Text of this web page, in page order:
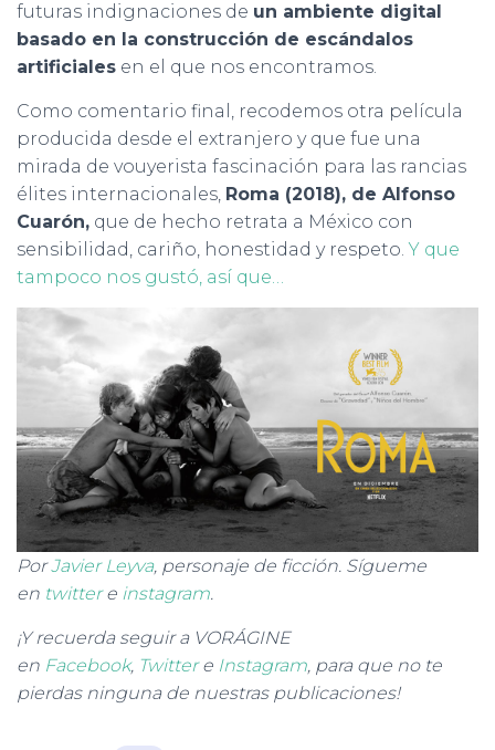
futuras indignaciones de un ambiente digital
basado en la construcción de escándalos
artificiales en el que nos encontramos.
Como comentario final, recodemos otra película
producida desde el extranjero y que fue una
mirada de vouyerista fascinación para las rancias
élites internacionales, Roma (2018), de Alfonso
Cuarón, que de hecho retrata a México con
sensibilidad, cariño, honestidad y respeto.Y que
tampoco nos gustó, así que…
PorJavier Leyva, personaje de ficción. Sígueme
en twittere instagram.
¡Y recuerda seguir a VORÁGINE
en Facebook, Twittere Instagram, para que no te
pierdas ninguna de nuestras publicaciones!